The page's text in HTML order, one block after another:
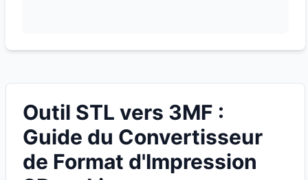
Outil STL vers 3MF :
Guide du Convertisseur
de Format d'Impression